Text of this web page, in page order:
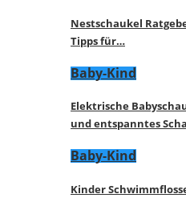
Nestschaukel
Tipps für…
Baby-Kind
Elektrische
und entspanntes
Baby-Kind
Kinder